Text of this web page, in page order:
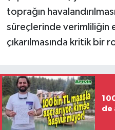
toprağın
süreçlerinde verimliliğin
çıkarılmasında kritik bir
de